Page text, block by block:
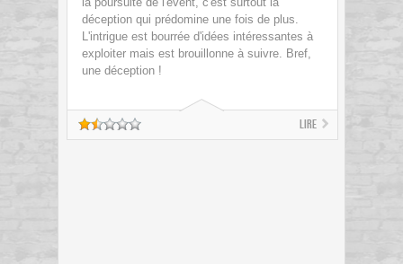
déception qui prédomine une fois de plus.
L'intrigue est bourrée d'idées intéressantes à
exploiter mais est brouillonne à suivre. Bref,
une déception !
Lire